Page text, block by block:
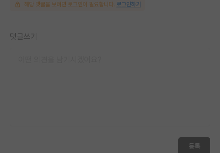
해당 댓글을 보려면 로그인이 필요합니다. 로그인하기
댓글쓰기
등록